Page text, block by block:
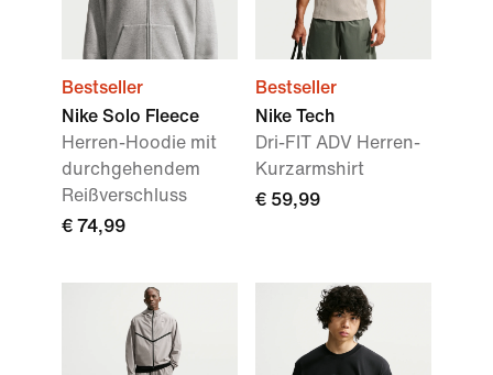
Bestseller
Nike Solo Fleece
Herren-Hoodie mit
durchgehendem
Reißverschluss
€ 74,99
Bestseller
Nike Tech
Dri-FIT ADV Herren-
Kurzarmshirt
€ 59,99